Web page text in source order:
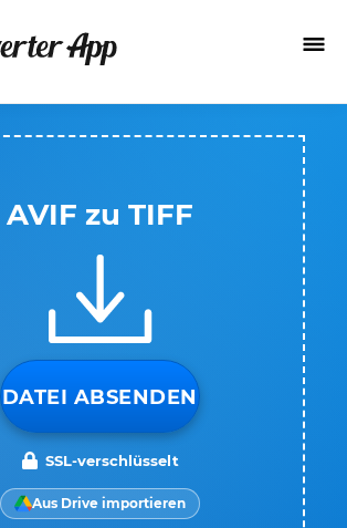
AVIF zu TIFF
DATEI ABSENDEN
SSL-verschlüsselt
Aus Drive importieren